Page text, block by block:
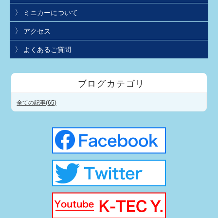
ミニカーについて
アクセス
よくあるご質問
ブログカテゴリ
全ての記事(65)